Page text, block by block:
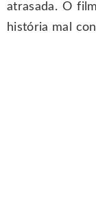
atrasada. O
história mal